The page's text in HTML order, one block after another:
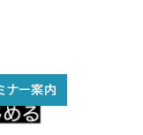
ナー案内